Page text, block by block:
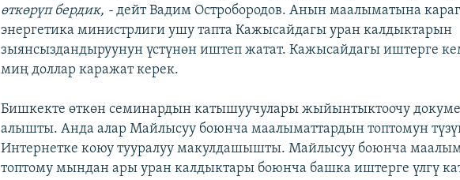
өткөрүп бердик, -дейт Вадим Остробородов. Анын маалыматына
энергетика министрлиги ушу тапта Кажысайдагы уран калдыктарын
зыянсыздандыруунун үстүнөн иштеп жатат. Кажысайдагы иштерге
миң доллар каражат керек.
Бишкекте өткөн семинардын катышуучулары жыйынтыктоочу
алышты. Анда алар Майлысуу боюнча маалыматтардын топтомун
Интернетке коюу тууралуу макулдашышты. Майлысуу боюнча
топтому мындан ары уран калдыктары боюнча башка иштерге үлгү